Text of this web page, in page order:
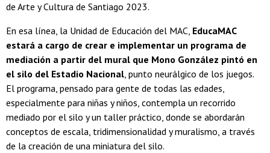
de Arte y Cultura de Santiago 2023.
En esa línea, la Unidad de Educación del MAC, EducaMAC
estará a cargo de crear e implementar un programa de
mediación a partir del mural que Mono González pintó en
el silo del Estadio Nacional, punto neurálgico de los juegos.
El programa, pensado para gente de todas las edades,
especialmente para niñas y niños, contempla un recorrido
mediado por el silo y un taller práctico, donde se abordarán
conceptos de escala, tridimensionalidad y muralismo, a través
de la creación de una miniatura del silo.